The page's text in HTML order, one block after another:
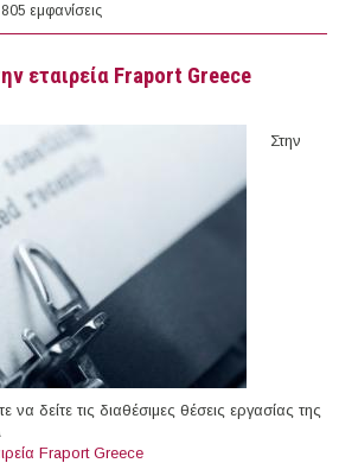
ERD Program Manager at International Rescue
(Athens-Thessaloniki)
805 εμφανίσεις
εταιρεία Fraport Greece
Στην
δείτε τις διαθέσιμες θέσεις εργασίας της
Fraport Greece